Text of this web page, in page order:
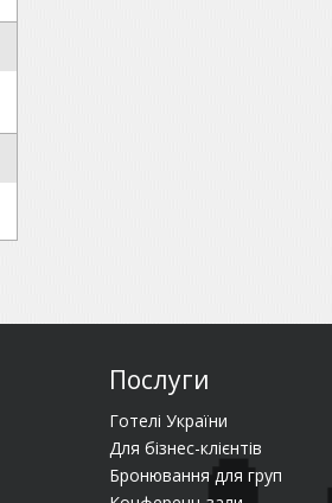
Послуги
Готелі України
Для бізнес-клієнтів
Бронювання для груп